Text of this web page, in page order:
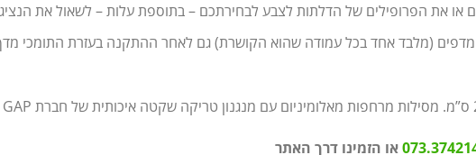
או את הפרופילים של הדלתות לצבע לבחירתכם – בתוספת עלות – לשאול את
(מלבד אחד בכל עמודה שהוא הקושרת) גם לאחר ההתקנה בעזרת התומכי מדף
או הזמינו דרך האתר